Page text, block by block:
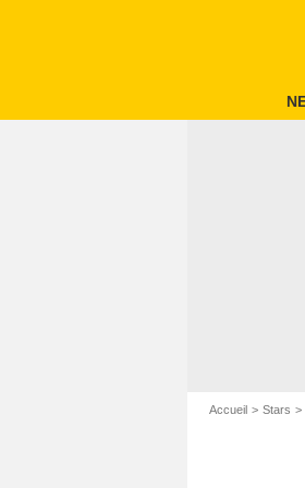
Accueil Stars